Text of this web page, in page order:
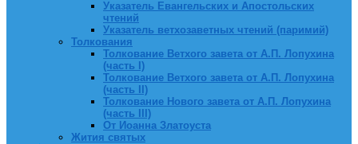
Указатель Евангельских и Апостольских
чтений
Указатель ветхозаветных чтений (паримий)
Толкования
Толкование Ветхого завета от А.П. Лопухина
(часть I)
Толкование Ветхого завета от А.П. Лопухина
(часть II)
Толкование Нового завета от А.П. Лопухина
(часть III)
От Иоанна Златоуста
Жития святых